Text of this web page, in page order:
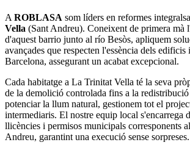
A ROBLASA som líders en reformes
Vella (Sant Andreu). Coneixent de primera mà
d'aquest barrio junto al río Besòs, apliquem
avançades que respecten l'essència dels
Barcelona, assegurant un acabat excepcional.
Cada habitatge a La Trinitat Vella té la seva
de la demolició controlada fins a la redistribució
potenciar la llum natural, gestionem tot el
intermediaris. El nostre equip local s'encarrega
llicències i permisos municipals corresponents
Andreu, garantint una execució sense sorpreses.